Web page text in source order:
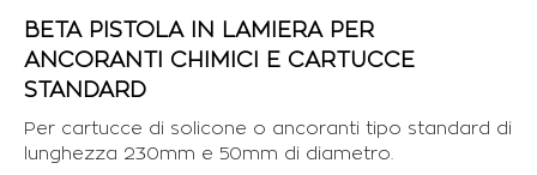
BETA PISTOLA IN LAMIERA PER
ANCORANTI CHIMICI E CARTUCCE
STANDARD
Per cartucce di solicone o ancoranti tipo standard di
lunghezza 230mm e 50mm di diametro.